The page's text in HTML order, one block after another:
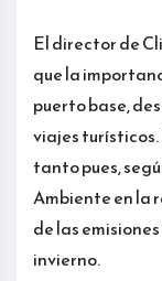
El director de
que la
puerto base,
viajes
tanto pues,
Ambiente en la
de las
invierno.